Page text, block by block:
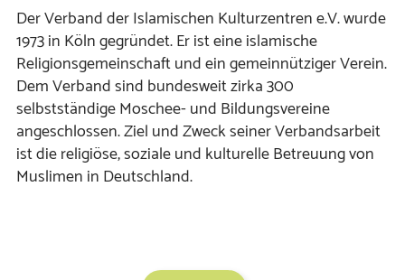
Der Verband der Islamischen Kulturzentren e.V. wurde
1973 in Köln gegründet. Er ist eine islamische
Religionsgemeinschaft und ein gemeinnütziger Verein.
Dem Verband sind bundesweit zirka 300
selbstständige Moschee- und Bildungsvereine
angeschlossen. Ziel und Zweck seiner Verbandsarbeit
ist die religiöse, soziale und kulturelle Betreuung von
Muslimen in Deutschland.